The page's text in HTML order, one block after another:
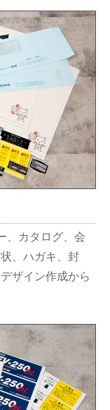
、カタログ、会
、ハガキ、封
ザイン作成から